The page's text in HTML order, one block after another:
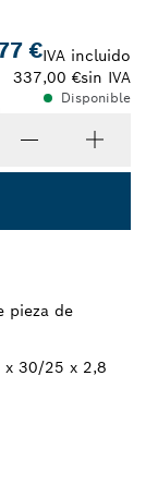
€IVA incluido
337,00 €sin IVA
Disponible
pieza de
x 30/25 x 2,8